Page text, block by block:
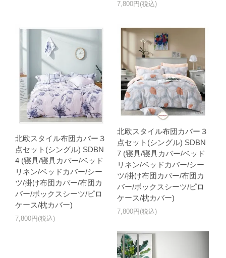
7,800円(税込)
北欧スタイル布団カバー３
点セット(シングル) SDBN
4 (寝具/寝具カバー/ベッド
リネン/ベッドカバー/シー
ツ/掛け布団カバー/布団カ
バー/ボックスシーツ/ピロ
ケース/枕カバー)
7,800円(税込)
北欧スタイル布団カバー３
点セット(シングル) SDBN
7 (寝具/寝具カバー/ベッド
リネン/ベッドカバー/シー
ツ/掛け布団カバー/布団カ
バー/ボックスシーツ/ピロ
ケース/枕カバー)
7,800円(税込)